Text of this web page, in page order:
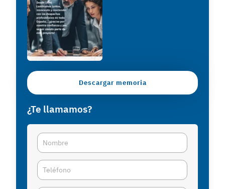
Descargar memoria
¿Te llamamos?